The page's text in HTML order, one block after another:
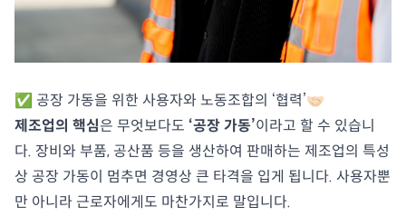
✅ 공장 가동을 위한 사용자와 노동조합의 ‘협력’🤝🏻
제조업의 핵심은 무엇보다도 ‘공장 가동’이라고 할 수 있습니
다. 장비와 부품, 공산품 등을 생산하여 판매하는 제조업의 특성
상 공장 가동이 멈추면 경영상 큰 타격을 입게 됩니다. 사용자뿐
만 아니라 근로자에게도 마찬가지로 말입니다.